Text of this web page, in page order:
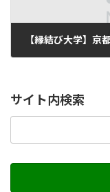
サイト内検索